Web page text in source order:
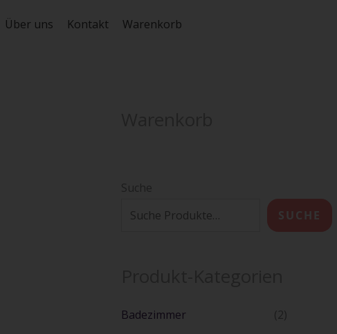
Über uns Kontakt Warenkorb
Suche
SUCHE
Badezimmer
(2)